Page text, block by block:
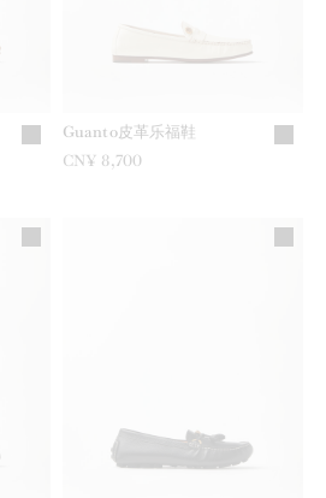
Guanto皮革乐福鞋
CN¥ 8,700